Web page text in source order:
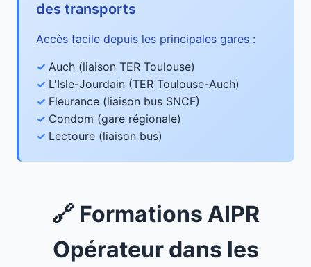
des transports
Accès facile depuis les principales gares :
Auch (liaison TER Toulouse)
L'Isle-Jourdain (TER Toulouse-Auch)
Fleurance (liaison bus SNCF)
Condom (gare régionale)
Lectoure (liaison bus)
🔗 Formations AIPR
Opérateur dans les